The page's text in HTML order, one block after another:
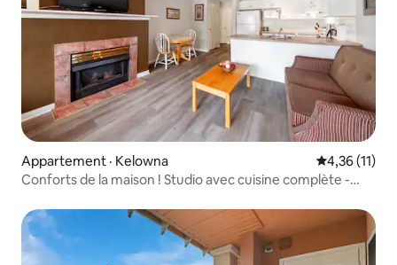
Appartement · Kelowna Note
4,36 (11)
Conforts de la maison ! Studio avec cuisine complète -